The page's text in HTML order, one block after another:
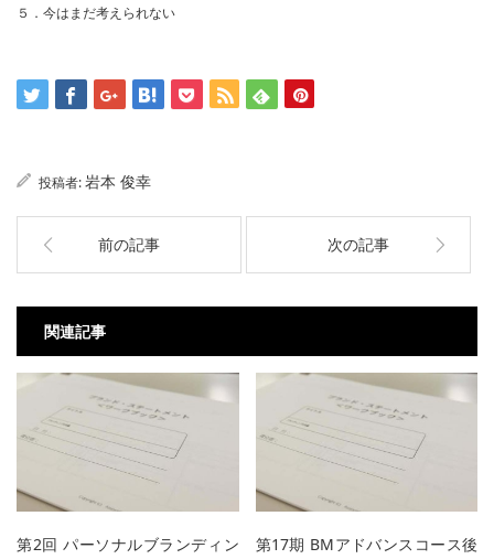
５．今はまだ考えられない
投稿者:岩本 俊幸
前の記事 次の記事
関連記事
第2回 パーソナルブランディン
第17期 BMアドバンスコース後